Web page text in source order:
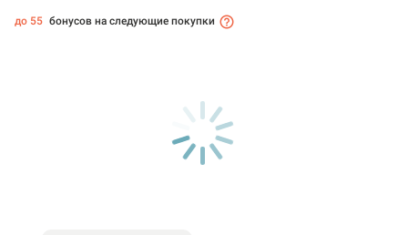
до 55 бонусов на следующие покупки